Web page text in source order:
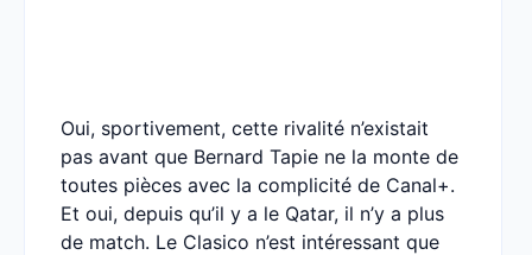
Oui, sportivement, cette rivalité n’existait
pas avant que Bernard Tapie ne la monte de
toutes pièces avec la complicité de Canal+.
Et oui, depuis qu’il y a le Qatar, il n’y a plus
de match. Le Clasico n’est intéressant que